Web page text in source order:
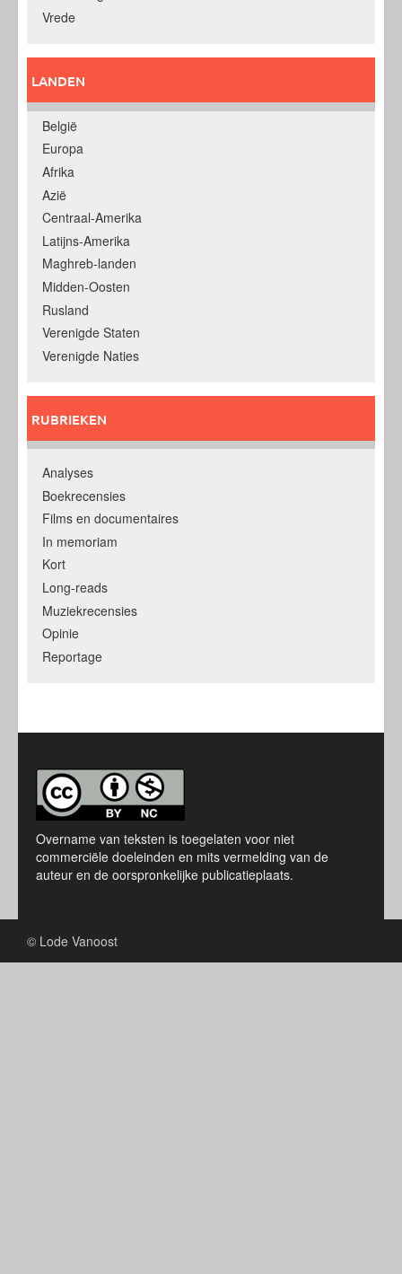
Vrede
LANDEN
België
Europa
Afrika
Azië
Centraal-Amerika
Latijns-Amerika
Maghreb-landen
Midden-Oosten
Rusland
Verenigde Staten
Verenigde Naties
RUBRIEKEN
Analyses
Boekrecensies
Films en documentaires
In memoriam
Kort
Long-reads
Muziekrecensies
Opinie
Reportage
Overname van teksten is toegelaten voor niet
commerciële doeleinden en mits vermelding van de
auteur en de oorspronkelijke publicatieplaats.
© Lode Vanoost